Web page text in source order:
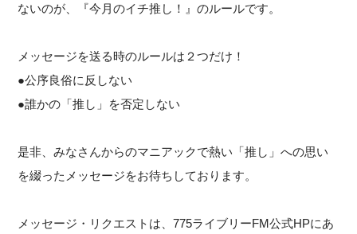
ないのが、『今月のイチ推し！』のルールです。
メッセージを送る時のルールは２つだけ！
●公序良俗に反しない
●誰かの「推し」を否定しない
是非、みなさんからのマニアックで熱い「推し」への思い
を綴ったメッセージをお待ちしております。
メッセージ・リクエストは、775ライブリーFM公式HPにあ